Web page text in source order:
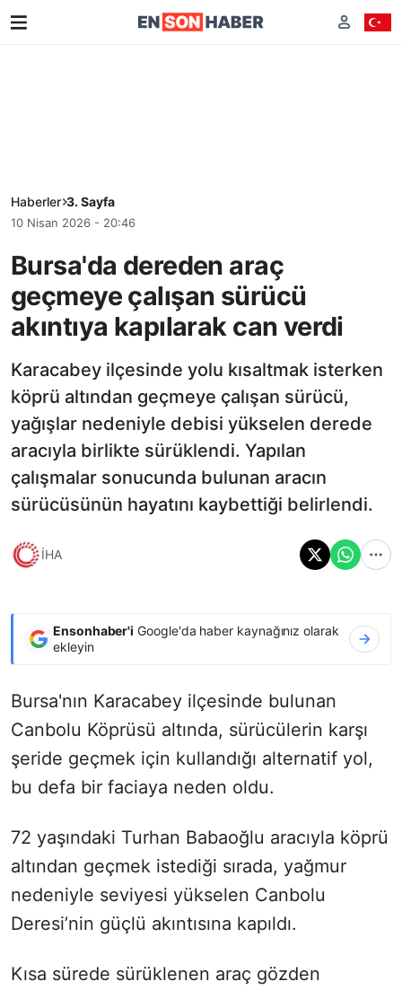
Haberler 3. Sayfa
10 Nisan 2026 - 20:46
Bursa'da dereden araç
geçmeye çalışan sürücü
akıntıya kapılarak can verdi
Karacabey ilçesinde yolu kısaltmak isterken
köprü altından geçmeye çalışan sürücü,
yağışlar nedeniyle debisi yükselen derede
aracıyla birlikte sürüklendi. Yapılan
çalışmalar sonucunda bulunan aracın
sürücüsünün hayatını kaybettiği belirlendi.
İHA
Ensonhaber'i Google'da haber kaynağınız olarak
ekleyin
Bursa'nın Karacabey ilçesinde bulunan
Canbolu Köprüsü altında, sürücülerin karşı
şeride geçmek için kullandığı alternatif yol,
bu defa bir faciaya neden oldu.
72 yaşındaki Turhan Babaoğlu aracıyla köprü
altından geçmek istediği sırada, yağmur
nedeniyle seviyesi yükselen Canbolu
Deresi’nin güçlü akıntısına kapıldı.
Kısa sürede sürüklenen araç gözden